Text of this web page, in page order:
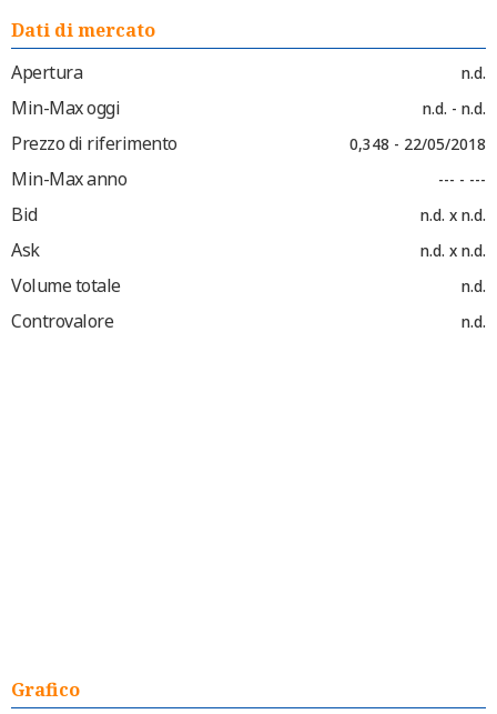
Dati di mercato
Apertura
n.d.
Min-Max oggi n.d. - n.d.
Prezzo di riferimento 0,348 - 22/05/2018
Min-Max anno --- - ---
Bid n.d. x n.d.
Ask n.d. x n.d.
Volume totale n.d.
Controvalore n.d.
Grafico